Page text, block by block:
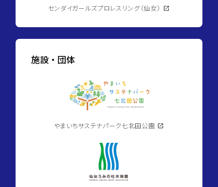
センダイガールズプロレスリング（仙女） open_in_new
施設・団体
やまいちサステナパーク七北田公園 open_in_new